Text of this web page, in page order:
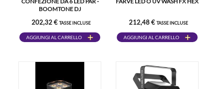
BOOMTONE DJ
202,32 € TASSE INCLUSE
AGGIUNGI AL CARRELLO
212,48 € TASSE INCLUSE
AGGIUNGI AL CARRELLO